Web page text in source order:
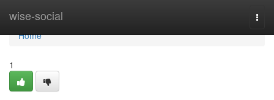
wise-social
Home
Home
1